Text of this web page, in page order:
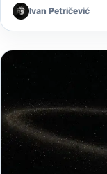
Ivan Petričević